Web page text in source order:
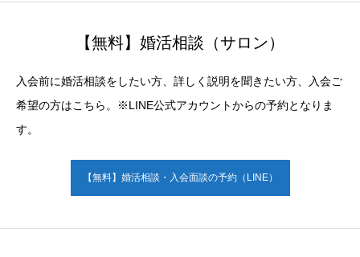
【無料】婚活相談（サロン）
入会前に婚活相談をしたい方、詳しく説明を聞きたい方、入会ご
希望の方はこちら。※LINE公式アカウントからの予約となりま
す。
【無料】婚活相談・入会面談の予約（LINE）